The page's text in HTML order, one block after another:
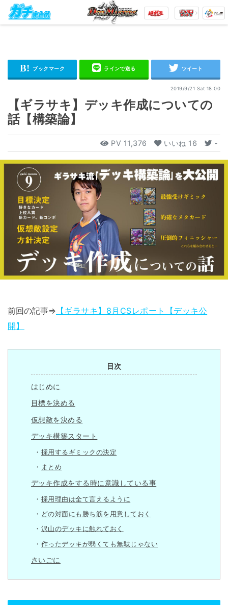
2019/9/21 Sat 18:00
【ギラサキ】デッキ作成についての
話【構築論】
PV 11,376 いいね 16 -
前回の記事⇒ 【ギラサキ】8月CSレポート【デッキ公
開】
目次
はじめに
目標を決める
仮想敵を決める
デッキ構築スタート
採用するギミックの決定
まとめ
デッキ作成をする時に意識している事
採用理由は全て言えるように
どの対面にも勝ち筋を用意しておく
沢山のデッキに触れておく
作ったデッキが弱くても無駄じゃない
さいごに